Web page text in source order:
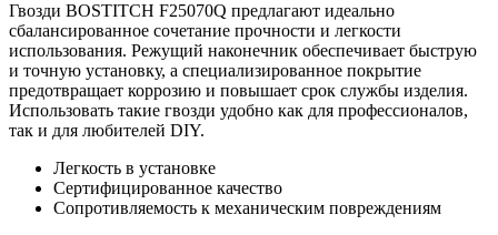
Гвозди BOSTITCH F25070Q предлагают идеально
сбалансированное сочетание прочности и легкости
использования. Режущий наконечник обеспечивает быструю
и точную установку, а специализированное покрытие
предотвращает коррозию и повышает срок службы изделия.
Использовать такие гвозди удобно как для профессионалов,
так и для любителей DIY.
Легкость в установке
Сертифицированное качество
Сопротивляемость к механическим повреждениям